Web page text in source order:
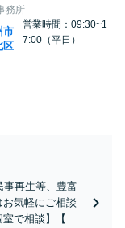
務所
市
区
営業時間：09:30~1
7:00（平日）
事再生等、豊富
気軽にご相談
で相談】【駐